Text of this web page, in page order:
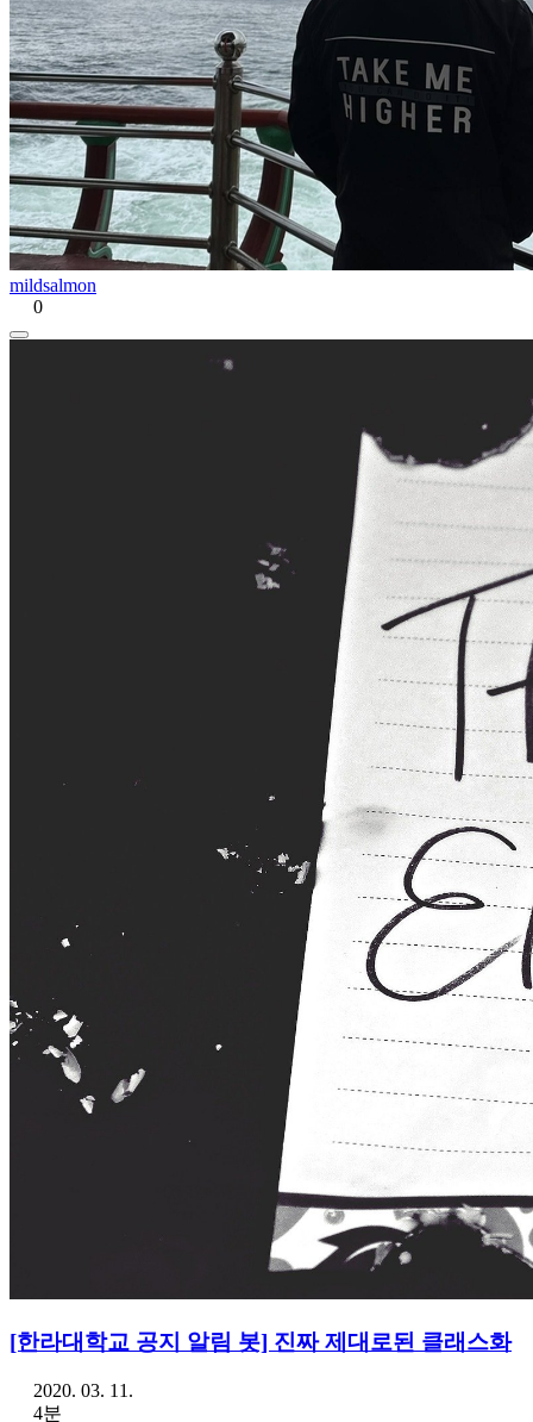
mildsalmon
0
[한라대학교 공지 알림 봇] 진짜 제대로된 클래스화
2020. 03. 11.
4분